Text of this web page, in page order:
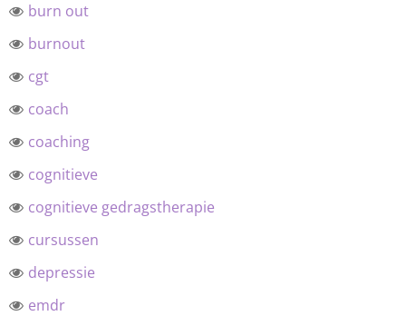
burn out
burnout
cgt
coach
coaching
cognitieve
cognitieve gedragstherapie
cursussen
depressie
emdr